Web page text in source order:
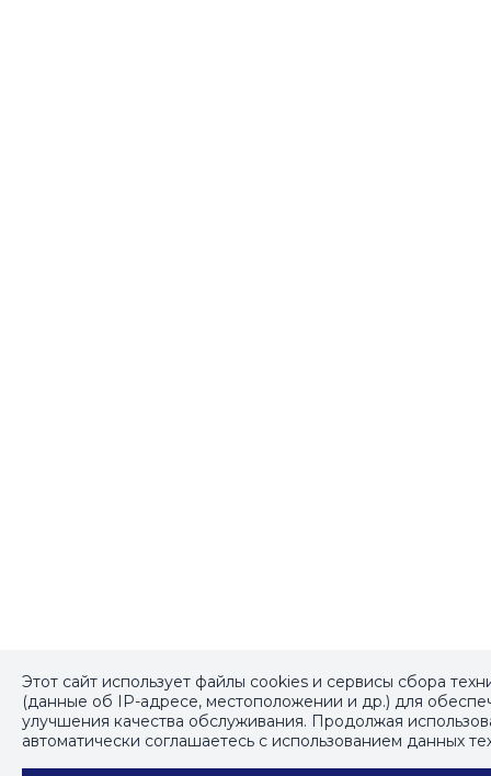
Этот сайт использует файлы cookies и сервисы сбора
(данные об IP-адресе, местоположении и др.) для
улучшения качества обслуживания. Продолжая
автоматически соглашаетесь с использованием данных